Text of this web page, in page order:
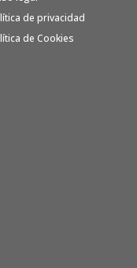
de privacidad
de Cookies